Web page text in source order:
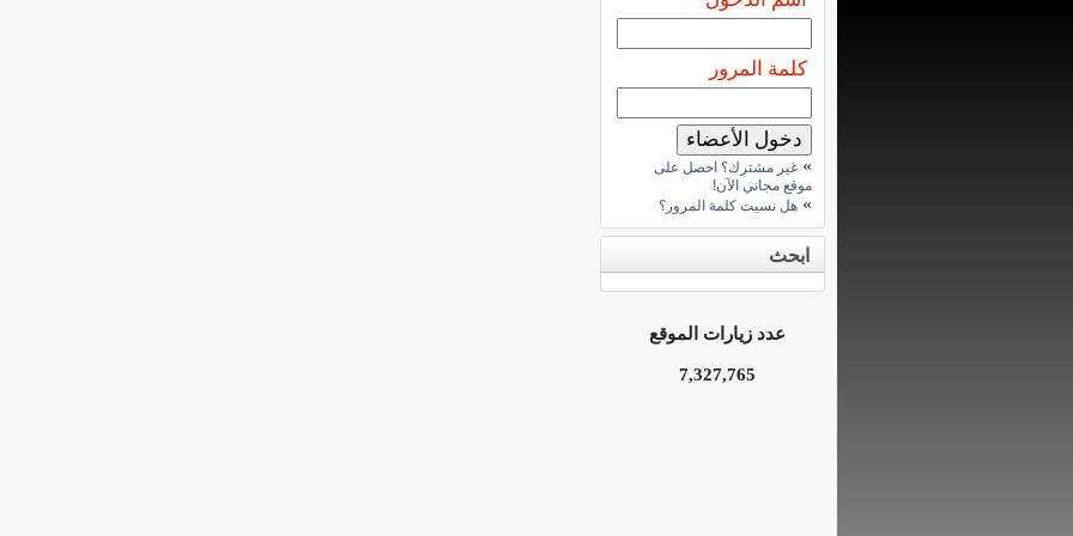
كلمة المرور
» غير مشترك؟ احصل على
موقع مجاني الآن!
» هل نسيت كلمة المرور؟
ابحث
عدد زيارات الموقع
7,327,765